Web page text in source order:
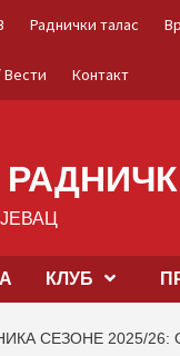
Раднички талас
Вести Контакт
КЛУБ
СЕЗОНЕ 2025/